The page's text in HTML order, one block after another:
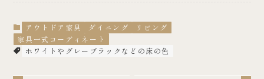
アウトドア家具 ダイニング
リビング
家具一式コーディネート
ホワイトやグレーブラックなどの床の色